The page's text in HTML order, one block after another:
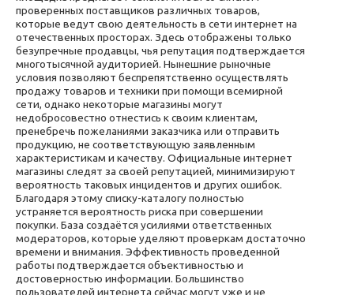
проверенных поставщиков различных товаров,
которые ведут свою деятельность в сети интернет на
отечественных просторах. Здесь отображены только
безупречные продавцы, чья репутация подтверждается
многотысячной аудиторией. Нынешние рыночные
условия позволяют беспрепятственно осуществлять
продажу товаров и техники при помощи всемирной
сети, однако некоторые магазины могут
недобросовестно отнестись к своим клиентам,
пренебречь пожеланиями заказчика или отправить
продукцию, не соответствующую заявленным
характеристикам и качеству. Официальные интернет
магазины следят за своей репутацией, минимизируют
вероятность таковых инцидентов и других ошибок.
Благодаря этому списку-каталогу полностью
устраняется вероятность риска при совершении
покупки. База создаётся усилиями ответственных
модераторов, которые уделяют проверкам достаточно
времени и внимания. Эффективность проведенной
работы подтверждается объективностью и
достоверностью информации. Большинство
пользователей интернета сейчас могут уже и не